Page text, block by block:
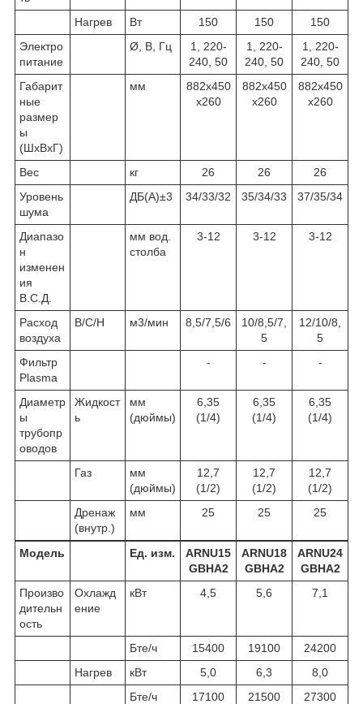
Нагрев Вт 150 150
150
Электро
питание
Ø, В, Гц
1, 220-
240, 50
1, 220-
240, 50
1, 220-
240, 50
Габарит
ные
размер
ы
(ШхВхГ)
мм
882х450
х260
882х450
х260
882х450
х260
Вес кг 26 26
26
Уровень
шума
ДБ(А)±3 34/33/32 35/34/33 37/35/34
Диапазо
н
изменен
ия
В.С.Д.
мм вод.
столба
3-12 3-12 3-12
Расход
воздуха
В/С/Н м3/мин 8,5/7,5/6
10/8,5/7,
5
12/10/8,
5
Фильтр
Plasma
- - -
Диаметр
ы
трубопр
оводов
Жидкост
ь
мм
(дюймы)
6,35
(1/4)
6,35
(1/4)
6,35
(1/4)
Газ
мм
(дюймы)
12,7
(1/2)
12,7
(1/2)
12,7
(1/2)
Дренаж
(внутр.)
мм 25 25 25
Модель Ед. изм.
ARNU15
GBHA2
ARNU18
GBHA2
ARNU24
GBHA2
Произво
дительн
ость
Охлажд
ение
кВт 4,5 5,6 7,1
Бте/ч 15400 19100
24200
Нагрев
кВт 5,0 6,3
8,0
Бте/ч
17100 21500
27300